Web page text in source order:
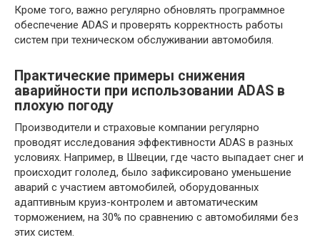
Кроме того, важно регулярно обновлять программное
обеспечение ADAS и проверять корректность работы
систем при техническом обслуживании автомобиля.
Практические примеры снижения
аварийности при использовании ADAS в
плохую погоду
Производители и страховые компании регулярно
проводят исследования эффективности ADAS в разных
условиях. Например, в Швеции, где часто выпадает снег и
происходит гололед, было зафиксировано уменьшение
аварий с участием автомобилей, оборудованных
адаптивным круиз-контролем и автоматическим
торможением, на 30% по сравнению с автомобилями без
этих систем.